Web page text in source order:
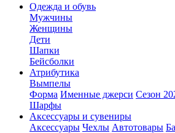
Одежда и обувь
Мужчины
Женщины
Дети
Шапки
Бейсболки
Атрибутика
Вымпелы
Форма Именные джерси Сезон
Шарфы
Аксессуары и сувениры
Аксессуары Чехлы Автотовары